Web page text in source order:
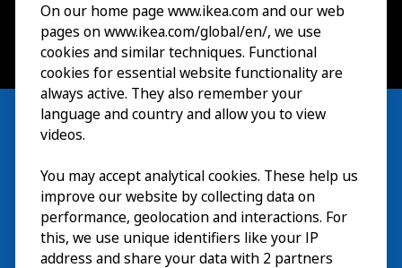
ご利用案内
探索
最新情報EN
On our home page www.ikea.com and our web
pages on www.ikea.com/global/en/, we use
cookies and similar techniques. Functional
cookies for essential website functionality are
always active. They also remember your
language and country and allow you to view
videos.
You may accept analytical cookies. These help us
improve our website by collecting data on
performance, geolocation and interactions. For
this, we use unique identifiers like your IP
address and share your data with 2 partners